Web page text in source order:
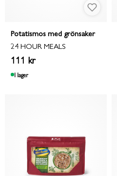
Potatismos med grönsaker
24 HOUR MEALS
111 kr
I lager